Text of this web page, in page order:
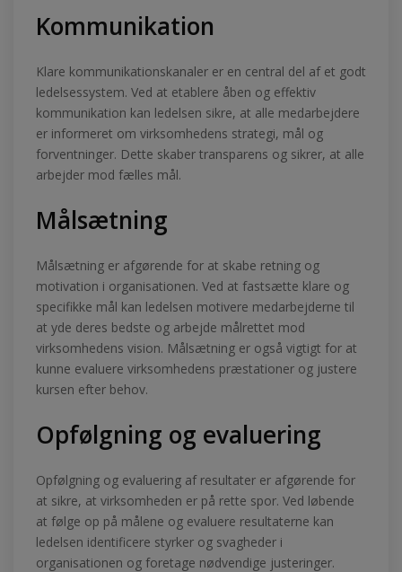
Kommunikation
Klare kommunikationskanaler er en central del af et godt
ledelsessystem. Ved at etablere åben og effektiv
kommunikation kan ledelsen sikre, at alle medarbejdere
er informeret om virksomhedens strategi, mål og
forventninger. Dette skaber transparens og sikrer, at alle
arbejder mod fælles mål.
Målsætning
Målsætning er afgørende for at skabe retning og
motivation i organisationen. Ved at fastsætte klare og
specifikke mål kan ledelsen motivere medarbejderne til
at yde deres bedste og arbejde målrettet mod
virksomhedens vision. Målsætning er også vigtigt for at
kunne evaluere virksomhedens præstationer og justere
kursen efter behov.
Opfølgning og evaluering
Opfølgning og evaluering af resultater er afgørende for
at sikre, at virksomheden er på rette spor. Ved løbende
at følge op på målene og evaluere resultaterne kan
ledelsen identificere styrker og svagheder i
organisationen og foretage nødvendige justeringer.